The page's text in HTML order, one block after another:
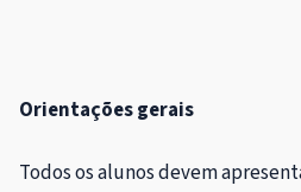
Orientações gerais
Todos os alunos devem